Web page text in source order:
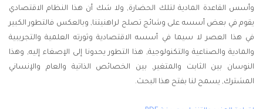
وأسس القاعدة المادية لتلك الحضارة, ولا شك أن هذا النظام الاقتصادي
يقوم في بعض أسسه على وشائج تصلح لراهنيتنا, وبالعكس فالتطور الكبير
في هذا العصر لا سيما في أسسه الاقتصادية وثورته العلمية والتجريبية
والمادية والصناعية والتكنولوجية, هذا التطور يحدونا إلى الإصغاء إليه, وهذا
النوسان بين الثابت والمتغير, بين الخصائص الذاتية والعام والإنساني
المشترك, يسمح لنا بفتح هذا البحث.